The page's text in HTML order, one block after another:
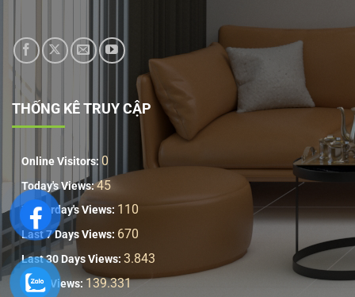
THỐNG KÊ TRUY CẬP
Online Visitors: 0
Today's Views:45
Yesterday's Views: 110
Last 7 Days Views: 670
Last 30 Days Views: 3.843
Total Views: 139.331